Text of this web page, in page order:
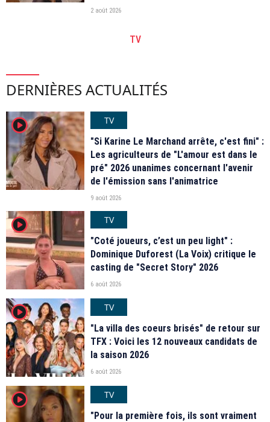
2 août 2026
TV
DERNIÈRES ACTUALITÉS
player2
TV
"Si Karine Le Marchand arrête, c'est fini" :
Les agriculteurs de "L'amour est dans le
pré" 2026 unanimes concernant l'avenir
de l'émission sans l'animatrice
9 août 2026
player2
TV
"Coté joueurs, c’est un peu light" :
Dominique Duforest (La Voix) critique le
casting de "Secret Story" 2026
6 août 2026
player2
TV
"La villa des coeurs brisés" de retour sur
TFX : Voici les 12 nouveaux candidats de
la saison 2026
6 août 2026
player2
TV
"Pour la première fois, ils sont vraiment